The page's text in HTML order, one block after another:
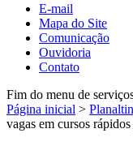
E-mail
Mapa do Site
Comunicação
Ouvidoria
Contato
Fim do menu de
Página inicial >
vagas em cursos